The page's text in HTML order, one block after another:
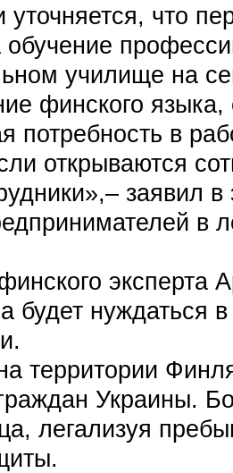
что
обучение
училище на
финского языка,
потребность в
открываются
заявил
в
эксперта
будет нуждаться
территории
Украины.
легализуя